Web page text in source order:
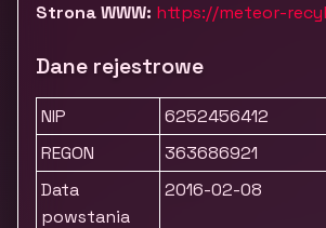
Strona WWW: https://meteor-
Dane rejestrowe
NIP
6252456412
REGON
363686921
Data
powstania
2016-02-08